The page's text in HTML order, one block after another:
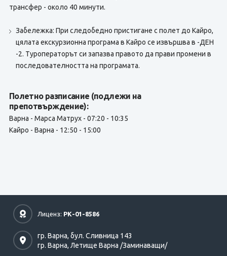
трансфер - около 40 минути.
Забележка: При следобедно пристигане с полет до Кайро,
цялата екскурзионна програма в Кайро се извършва в -ДЕН
-2. Туроператорът си запазва правото да прави промени в
последователността на програмата.
Полетно разписание (подлежи на
препотвърждение):
Варна - Марса Матрух - 07:20 - 10:35
Кайро - Варна - 12:50 - 15:00
Лиценз: РК-01-8586
гр. Варна, бул. Сливница 143
гр. Варна, Летище Варна /Заминаващи/